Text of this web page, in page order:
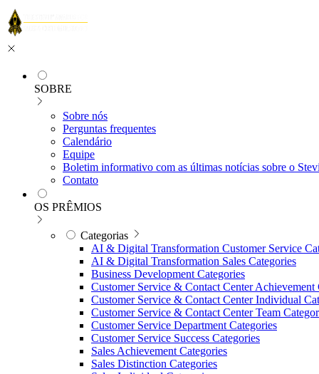
SOBRE
Sobre nós
Perguntas frequentes
Calendário
Equipe
Boletim informativo com as últimas notícias sobre o
Contato
OS PRÊMIOS
Categorias
AI & Digital Transformation Customer Service
AI & Digital Transformation Sales Categories
Business Development Categories
Customer Service & Contact Center Achievement
Customer Service & Contact Center Individual
Customer Service & Contact Center Team
Customer Service Department Categories
Customer Service Success Categories
Sales Achievement Categories
Sales Distinction Categories